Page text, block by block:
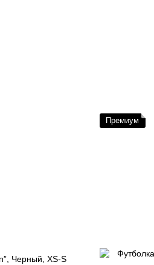
Премиум